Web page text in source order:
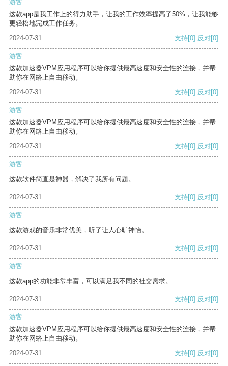
游客
这款app是我工作上的得力助手，让我的工作效率提高了50%，让我能够
更轻松地完成工作任务。
2024-07-31
支持[0] 反对[0]
游客
这款加速器VPM应用程序可以给你提供最高速度和安全性的连接，并帮
助你在网络上自由移动。
2024-07-31
支持[0] 反对[0]
游客
这款加速器VPM应用程序可以给你提供最高速度和安全性的连接，并帮
助你在网络上自由移动。
2024-07-31
支持[0] 反对[0]
游客
这款软件简直是神器，解决了我所有问题。
2024-07-31 支持[0] 反对[0]
游客
这款游戏的音乐非常优美，听了让人心旷神怡。
2024-07-31 支持[0] 反对[0]
游客
这款app的功能非常丰富，可以满足我不同的社交需求。
2024-07-31 支持[0] 反对[0]
游客
这款加速器VPM应用程序可以给你提供最高速度和安全性的连接，并帮
助你在网络上自由移动。
2024-07-31
支持[0] 反对[0]